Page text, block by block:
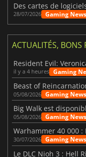
28/07/2026 Gaming News
ACTUALITÉS, BONS
il y a 4 heures Gaming
05/08/2026 Gaming News
05/08/2026 Gaming News
30/07/2026 Gaming News